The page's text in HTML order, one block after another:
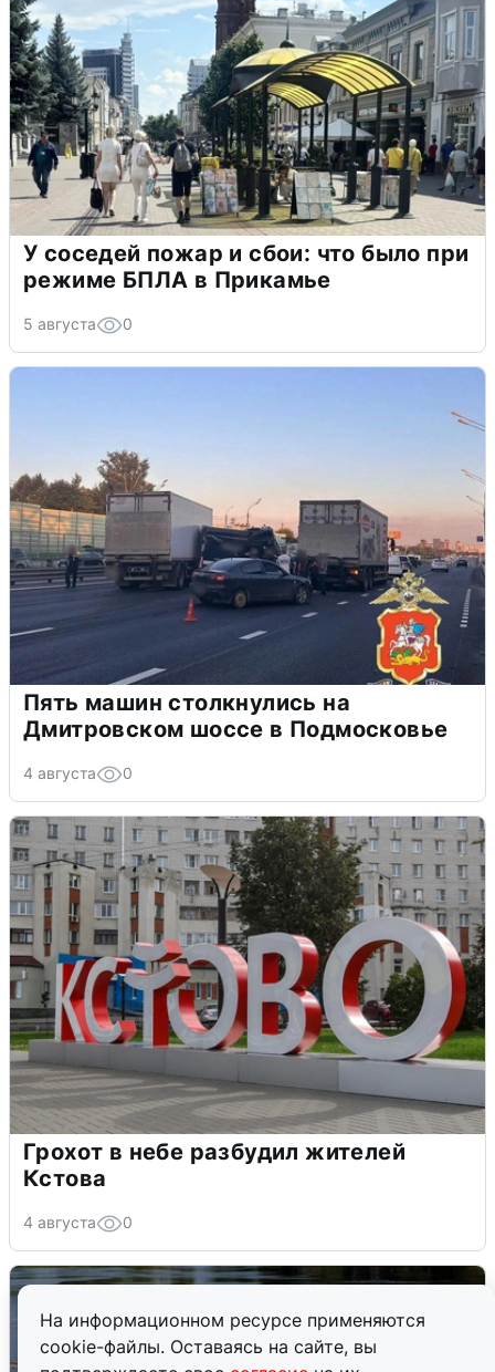
На информационном ресурсе применяются
cookie-файлы. Оставаясь на сайте, вы
У соседей пожар и сбои: что было при
режиме БПЛА в Прикамье
5 августа 0
Пять машин столкнулись на
Дмитровском шоссе в Подмосковье
4 августа 0
Грохот в небе разбудил жителей
Кстова
4 августа 0